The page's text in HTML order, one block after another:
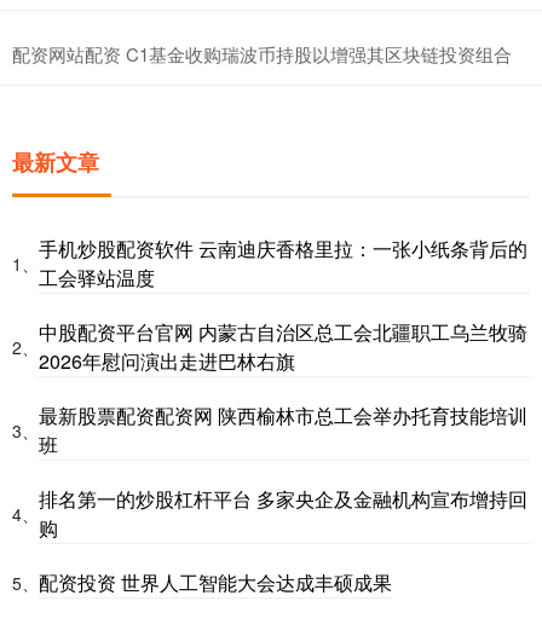
配资网站配资 C1基金收购瑞波币持股以增强其区块链投资组合
最新文章
1、
手机炒股配资软件 云南迪庆香格里拉：一张小纸条背后的
工会驿站温度
2、
中股配资平台官网 内蒙古自治区总工会北疆职工乌兰牧骑
2026年慰问演出走进巴林右旗
3、
最新股票配资配资网 陕西榆林市总工会举办托育技能培训
班
4、
排名第一的炒股杠杆平台 多家央企及金融机构宣布增持回
购
5、 配资投资 世界人工智能大会达成丰硕成果